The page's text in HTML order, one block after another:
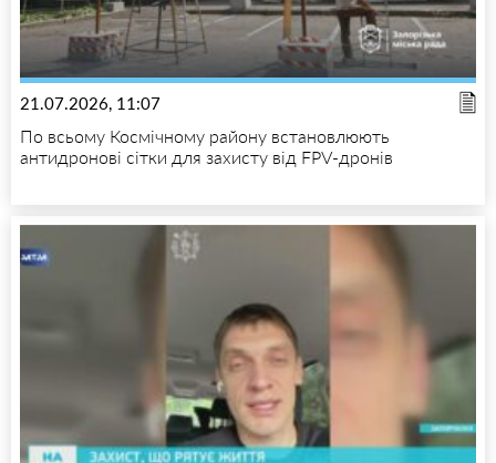
21.07.2026, 11:07
По всьому Космічному району встановлюють
антидронові сітки для захисту від FPV-дронів